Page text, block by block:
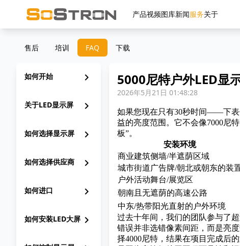
产品视频图库新闻服务关于
售后 培训 FAQ 下载
如何开始 chevron_right
关于LED显示屏 chevron_right
如何选择显示屏 chevron_right
如何选择供应商 chevron_right
如何进口 chevron_right
如何安装LED大屏 chevron_right
5000尼特户外LED显
2026年5月21日 01:48:28
如果您现在只有30秒时间——下表
益的亮度范围。它不会像7000尼
板”。
安装环境
商业建筑侧墙/半遮荫区域
城市街道广告牌/朝北或朝东的装
户外活动舞台/展览区
朝南且无遮荫的高速公路
中东/热带阳光直射的户外环境
过去十年间，我们的团队参与了
错误并非选错像素间距，而是亮
择4000尼特，结果在项目完成后